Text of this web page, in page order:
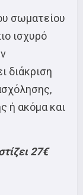
σωματείου
ισχυρό
διάκριση
ή ακόμα και
27€